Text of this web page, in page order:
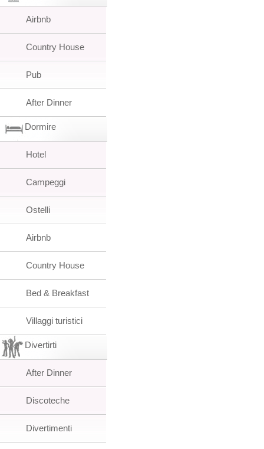
Airbnb
Country House
Pub
After Dinner
Dormire
Hotel
Campeggi
Ostelli
Airbnb
Country House
Bed & Breakfast
Villaggi turistici
Divertirti
After Dinner
Discoteche
Divertimenti